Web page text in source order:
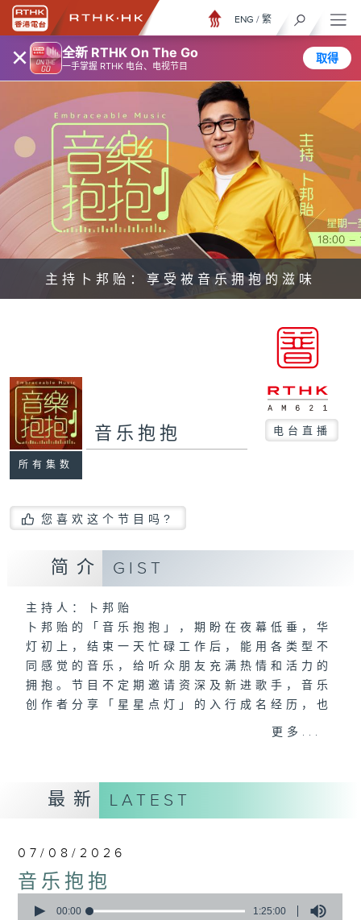
× 全新 RTHK On The Go
一手掌握 RTHK 电台、电视节目
取得
ENG / 繁
主持卜邦贻：享受被音乐拥抱的滋味
所有集数
音乐抱抱 电台直播
您喜欢这个节目吗?
简介 GIST
主持人：卜邦贻
卜邦贻的「音乐抱抱」，期盼在夜幕低垂，华
灯初上，结束一天忙碌工作后，能用各类型不
同感觉的音乐，给听众朋友充满热情和活力的
拥抱。节目不定期邀请资深及新进歌手，音乐
创作者分享「星星点灯」的入行成名经历，也
会请热爱音乐的听众到现场述说「乐光情
验轻松自在的音乐抱抱!
更多...
最新 LATEST
07/08/2026
音乐抱抱
seconds
00:00 1:25:00